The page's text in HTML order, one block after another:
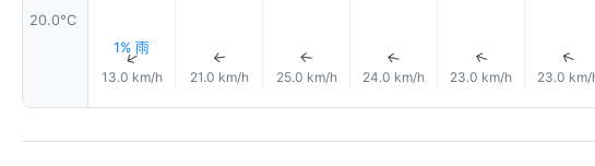
20.0°C
1% 雨
↑
13.0 km/h
↑
21.0 km/h
↑
25.0 km/h
↑
24.0 km/h
↑
23.0 km/h
↑
23.0 km/